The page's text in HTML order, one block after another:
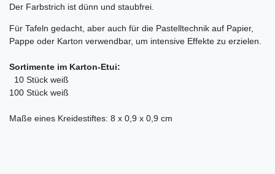
Der Farbstrich ist dünn und staubfrei.
Für Tafeln gedacht, aber auch für die Pastelltechnik auf Papier,
Pappe oder Karton verwendbar, um intensive Effekte zu erzielen.
Sortimente im Karton-Etui:
10 Stück weiß
100 Stück weiß
Maße eines Kreidestiftes: 8 x 0,9 x 0,9 cm